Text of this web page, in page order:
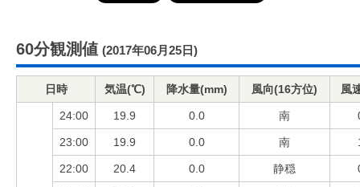
60分観測値 (2017年06月25日)
日時 気温(℃) 降水量(mm) 風向(16方位) 風
24:00 19.9 0.0 南
23:00 19.9 0.0 南
22:00 20.4 0.0 静穏